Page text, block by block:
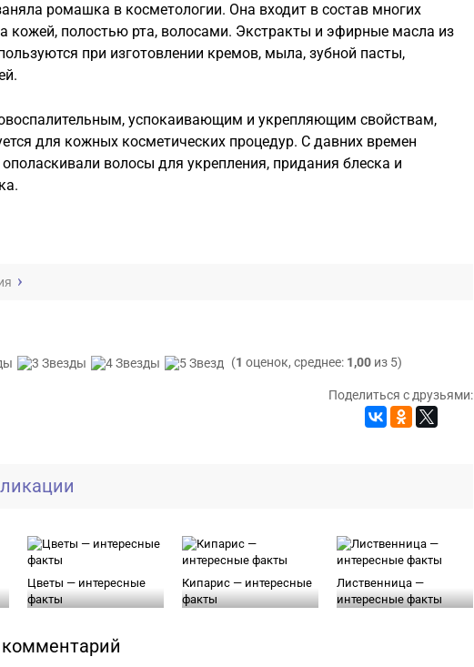
ромашка в косметологии. Она входит в состав многих
кожей, полостью рта, волосами. Экстракты и эфирные масла из
при изготовлении кремов, мыла, зубной пасты,
успокаивающим и укрепляющим свойствам,
для кожных косметических процедур. С давних времен
волосы для укрепления, придания блеска и
(1 оценок, среднее: 1,00 из 5)
Поделиться с друзьями:
Цветы — интересные
факты
Кипарис — интересные
факты
Лиственница —
интересные факты